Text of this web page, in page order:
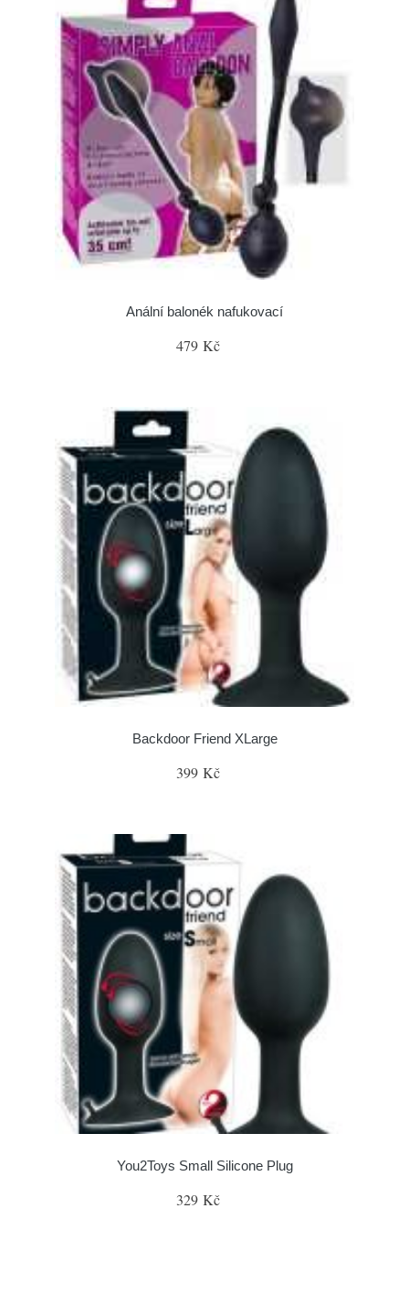
Anální balonék nafukovací
479 Kč
Backdoor Friend XLarge
399 Kč
You2Toys Small Silicone Plug
329 Kč